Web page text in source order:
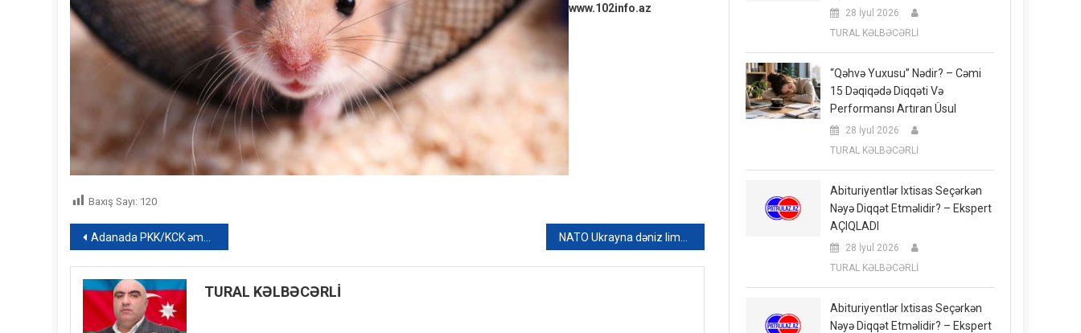
www.102info.az
Baxış Sayı: 120
Yazı
naviqasiyası
Adanada PKK/KCK əməliyyatı: Saxlanılanlar arasında HDP-lilər də var
TURAL KƏLBƏCƏRLİ
28 İyul 2026
TURAL KƏLBƏCƏRLİ
“Qəhvə Yuxusu” Nədir? – Cəmi
15 Dəqiqədə Diqqəti Və
Performansı Artıran Üsul
28 İyul 2026
TURAL KƏLBƏCƏRLİ
Abituriyentlər Ixtisas Seçərkən
Nəyə Diqqət Etməlidir? – Ekspert
AÇIQLADI
28 İyul 2026
TURAL KƏLBƏCƏRLİ
Abituriyentlər Ixtisas Seçərkən
Nəyə Diqqət Etməlidir? – Ekspert